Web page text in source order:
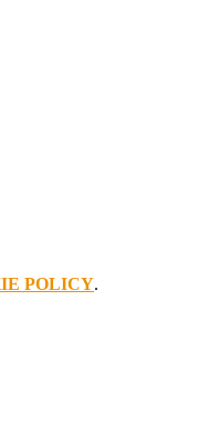
POLICY.